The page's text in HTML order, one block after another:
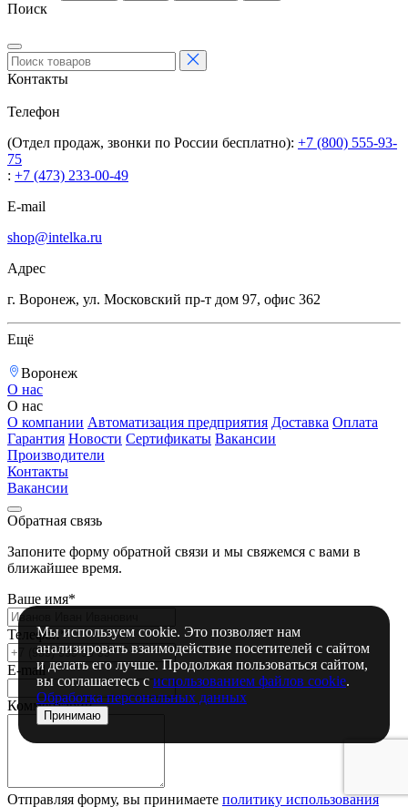
Поиск
Контакты
Телефон
(Отдел продаж, звонки по России бесплатно): +7 (800) 555-93-
75
: +7 (473) 233-00-49
E-mail
shop@intelka.ru
Адрес
г. Воронеж, ул. Московский пр-т дом 97, офис 362
Ещё
Воронеж
О нас
О нас
О компании Автоматизация предприятия Доставка Оплата
Гарантия Новости Сертификаты Вакансии
Производители
Контакты
Вакансии
Обратная связь
Запоните форму обратной связи и мы свяжемся с вами в
ближайшее время.
Ваше имя*
Телефон*
E-mail
Комментарий
Отправляя форму, вы принимаете политику использования
Мы используем cookie. Это позволяет нам
анализировать взаимодействие посетителей с сайтом
и делать его лучше. Продолжая пользоваться сайтом,
вы соглашаетесь с использованием файлов cookie.
Обработка персональных данных
Принимаю